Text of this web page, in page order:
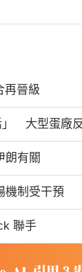
再晉級
」 大型蛋廠
朗有關
機制受干預
聯手